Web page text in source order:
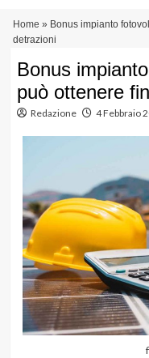
principale
Home » Bonus impianto
detrazioni
Bonus
può ottenere
Redazione 4 Febbraio